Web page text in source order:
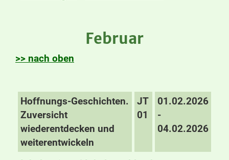
Februar
>> nach oben
Hoffnungs-Geschichten.
Zuversicht
wiederentdecken und
weiterentwickeln
JT
01
01.02.2026
-
04.02.2026